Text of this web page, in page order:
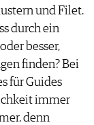
und Filet.
durch ein
besser,
finden? Bei
für Guides
immer
denn